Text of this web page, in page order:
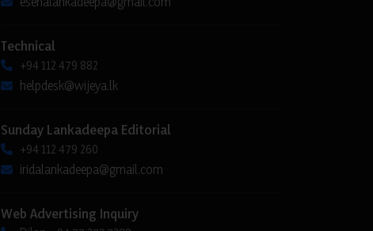
Technical
+94 112 479 882
helpdesk@wijeya.lk
Sunday Lankadeepa Editorial
+94 112 479 260
iridalankadeepa@gmail.com
Web Advertising Inquiry